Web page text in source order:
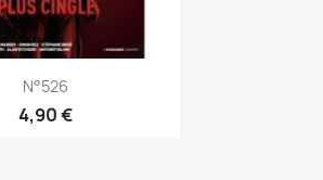
Aperçu rapide
N°526
4,90 €